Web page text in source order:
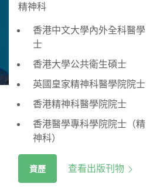
精神科
香港中文大學內外全科醫學
士
香港大學公共衛生碩士
英國皇家精神科醫學院院士
香港精神科醫學院院士
香港醫學專科學院院士（精
神科）
資歷 查看出版刊物